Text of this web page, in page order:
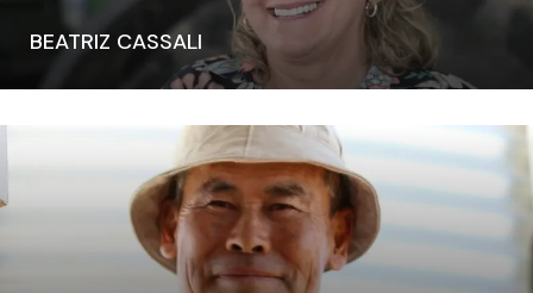
BEATRIZ CASSALI